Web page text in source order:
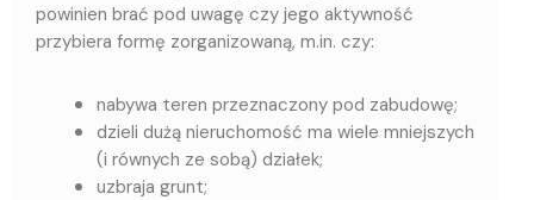
powinien brać pod uwagę czy jego aktywność
przybiera formę zorganizowaną, m.in. czy:
nabywa teren przeznaczony pod zabudowę;
dzieli dużą nieruchomość ma wiele mniejszych
(i równych ze sobą) działek;
uzbraja grunt;